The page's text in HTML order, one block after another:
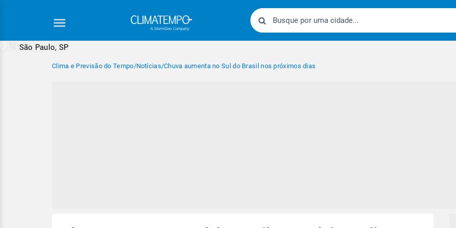
São Paulo, SP
Clima e Previsão do Tempo/Notícias/Chuva aumenta no Sul do Brasil nos próximos dias